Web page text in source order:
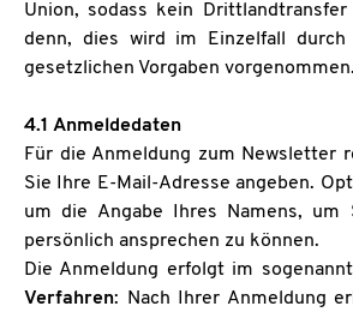
Union, sodass kein
denn, dies wird im Einzelfall durch
gesetzlichen Vorgaben vorgenommen.
4.1 Anmeldedaten
Für die Anmeldung zum Newsletter
Sie Ihre E-Mail-Adresse angeben.
um die Angabe Ihres Namens, um
persönlich ansprechen zu können.
Die Anmeldung erfolgt im
Verfahren: Nach Ihrer Anmeldung